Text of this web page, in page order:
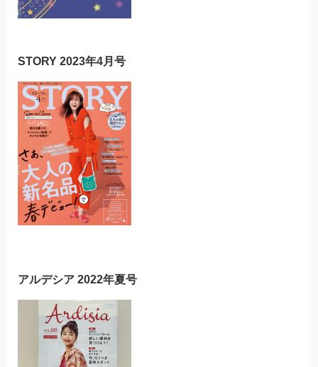
STORY 2023年4月号
アルデシア 2022年夏号